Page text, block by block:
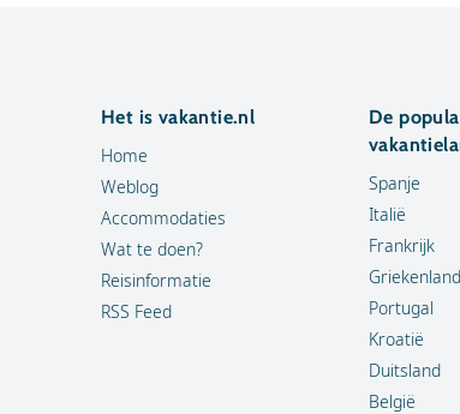
Het is vakantie.nl
Home
Weblog
Accommodaties
Wat te doen?
Reisinformatie
RSS Feed
De
Spanje
Italië
Frankrijk
Griekenland
Portugal
Kroatië
Duitsland
België